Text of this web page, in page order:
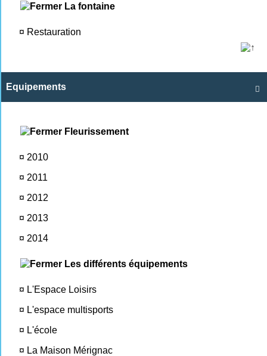
La fontaine
¤ Restauration

Equipements
Fleurissement
¤ 2010
¤ 2011
¤ 2012
¤ 2013
¤ 2014
Les différents équipements
¤ L'Espace Loisirs
¤ L'espace multisports
¤ L'école
¤ La Maison Mérignac